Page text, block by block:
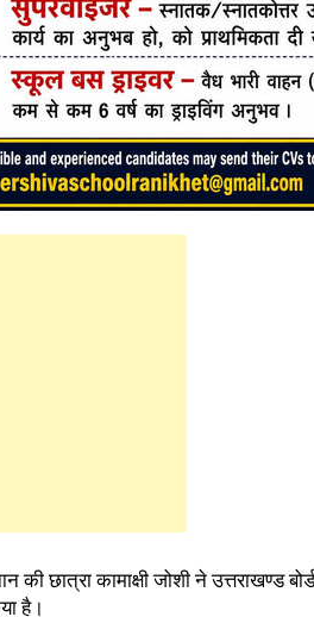
छात्रा कामाक्षी जोशी ने उत्तराखण्ड
है।